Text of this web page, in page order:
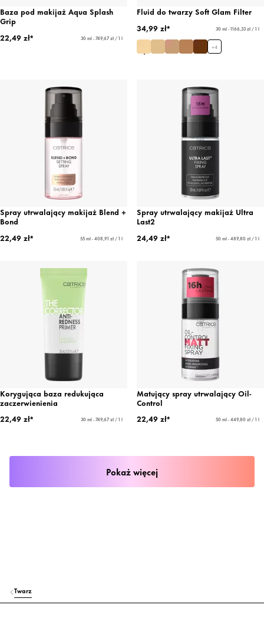
Baza pod makijaż Aqua Splash
Grip
22,49 zł*
30 ml - 749,67 zł / 1 l
Fluid do twarzy Soft Glam Filter
34,99 zł*
30 ml - 1166,33 zł / 1 l
+4
Spray utrwalający makijaż Blend +
Bond
22,49 zł*
55 ml - 408,91 zł / 1 l
Spray utrwalający makijaż Ultra
Last2
24,49 zł*
50 ml - 489,80 zł / 1 l
Korygująca baza redukująca
zaczerwienienia
22,49 zł*
30 ml - 749,67 zł / 1 l
Matujący spray utrwalający Oil-
Control
22,49 zł*
50 ml - 449,80 zł / 1 l
Pokaż więcej
Twarz